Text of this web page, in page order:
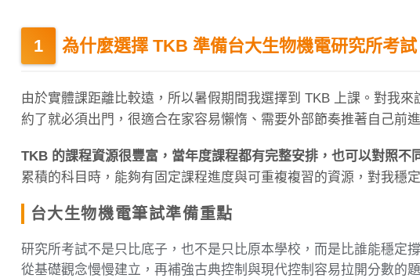
為什麼選擇 TKB 準備台大生物機電研究所考試
由於實體課距離比較遠，所以暑假期間我選擇到 TKB 上課。對我
約了就必須出門，很適合在家容易懶惰、需要外部節奏推著自己前進
TKB 的課程資源很豐富，當年度課程都有完整安排，也可以對照不
累積的科目時，能夠有固定課程進度與可重複複習的資源，對我穩
台大生物機電筆試準備重點
研究所考試不是只比底子，也不是只比原本學校，而是比誰能穩定
從基礎觀念慢慢建立，再補強古典控制與現代控制容易拉開分數的題